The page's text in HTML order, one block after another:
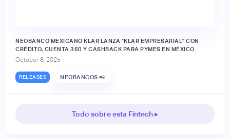
NEOBANCO MEXICANO KLAR LANZA "KLAR EMPRESARIAL" CON
CRÉDITO, CUENTA 360 Y CASHBACK PARA PYMES EN MÉXICO
October 8, 2025
RELEASES NEOBANCOS 📲
Todo sobre esta Fintech ▸